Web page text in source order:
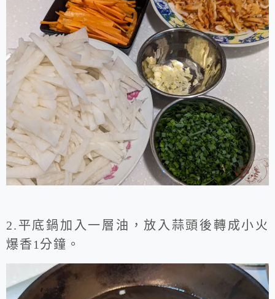
2.平底鍋加入一層油，放入蒜頭後轉成小火
爆香1分鐘。